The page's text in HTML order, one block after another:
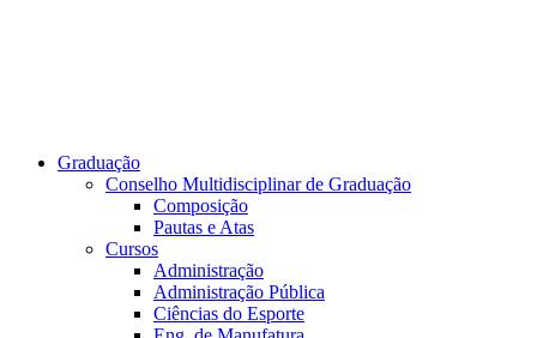
Graduação
Conselho Multidisciplinar de Graduação
Composição
Pautas e Atas
Cursos
Administração
Administração Pública
Ciências do Esporte